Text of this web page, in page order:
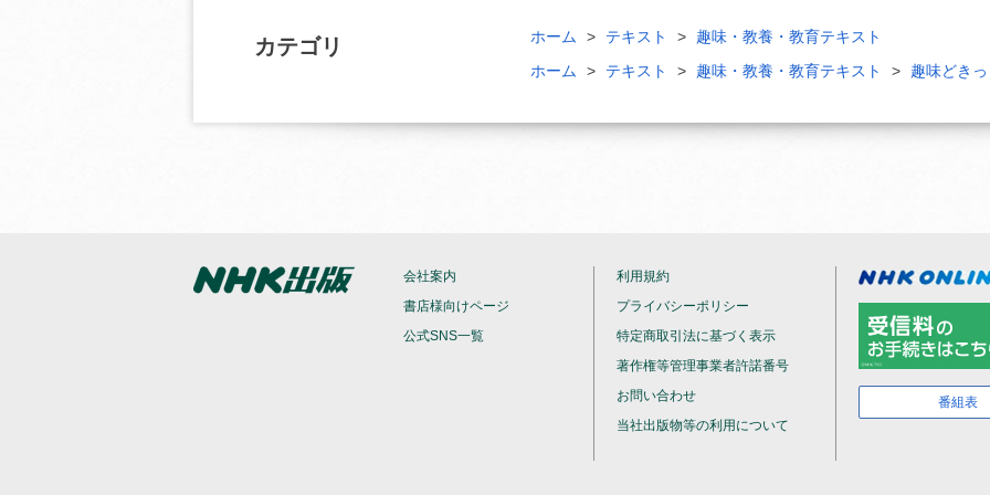
カテゴリ ホーム テキスト
趣味・教養・教育テキスト
ホーム
テキスト 趣味・教養・教育テキスト 趣味どき
会社案内
書店様向けページ
公式SNS一覧
利用規約
プライバシーポリシー
特定商取引法に基づく表示
著作権等管理事業者許諾番号
お問い合わせ
当社出版物等の利用について
番組表